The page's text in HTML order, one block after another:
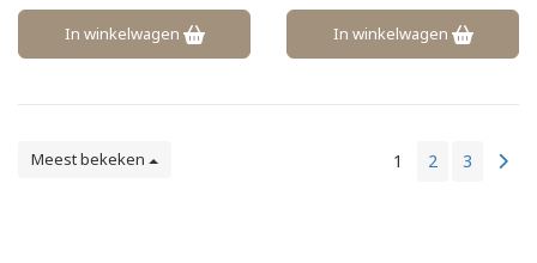
Klik op de top van het lippotlood
en breng aan op de lippen in
korte, vegen
In winkelwagen
Klik op de top van het lippotlood
en breng aan op de lippen in
korte, vegende be
In winkelwagen
Meest bekeken 1 2 3